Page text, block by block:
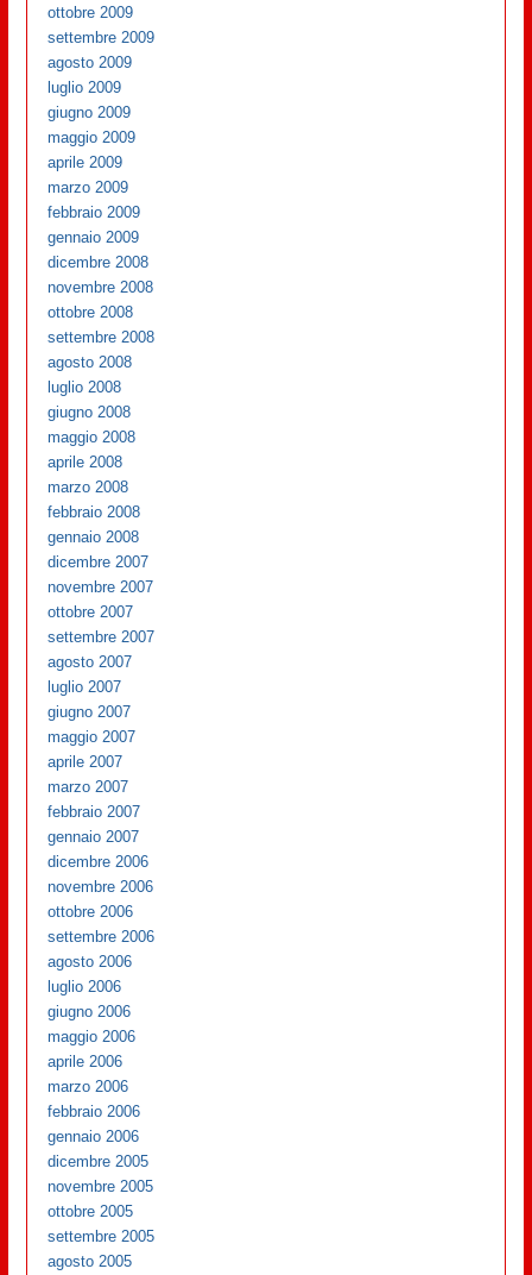
ottobre 2009
settembre 2009
agosto 2009
luglio 2009
giugno 2009
maggio 2009
aprile 2009
marzo 2009
febbraio 2009
gennaio 2009
dicembre 2008
novembre 2008
ottobre 2008
settembre 2008
agosto 2008
luglio 2008
giugno 2008
maggio 2008
aprile 2008
marzo 2008
febbraio 2008
gennaio 2008
dicembre 2007
novembre 2007
ottobre 2007
settembre 2007
agosto 2007
luglio 2007
giugno 2007
maggio 2007
aprile 2007
marzo 2007
febbraio 2007
gennaio 2007
dicembre 2006
novembre 2006
ottobre 2006
settembre 2006
agosto 2006
luglio 2006
giugno 2006
maggio 2006
aprile 2006
marzo 2006
febbraio 2006
gennaio 2006
dicembre 2005
novembre 2005
ottobre 2005
settembre 2005
agosto 2005